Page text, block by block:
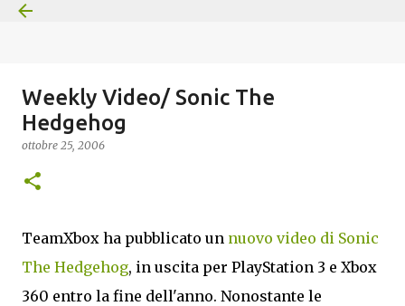
Weekly Video/ Sonic The
Hedgehog
ottobre 25, 2006
TeamXbox ha pubblicato un nuovo video di Sonic
The Hedgehog, in uscita per PlayStation 3 e Xbox
360 entro la fine dell'anno. Nonostante le